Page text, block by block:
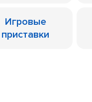
Игровые
приставки